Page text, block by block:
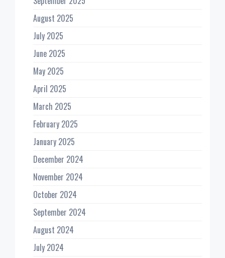
August 2025
July 2025
June 2025
May 2025
April 2025
March 2025
February 2025
January 2025
December 2024
November 2024
October 2024
September 2024
August 2024
July 2024